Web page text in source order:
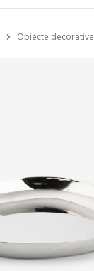
Obiecte decorative